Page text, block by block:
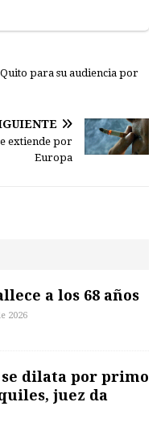
para su audiencia por
extiende por
Europa
a los 68 años
2026
se dilata por primo
juez da